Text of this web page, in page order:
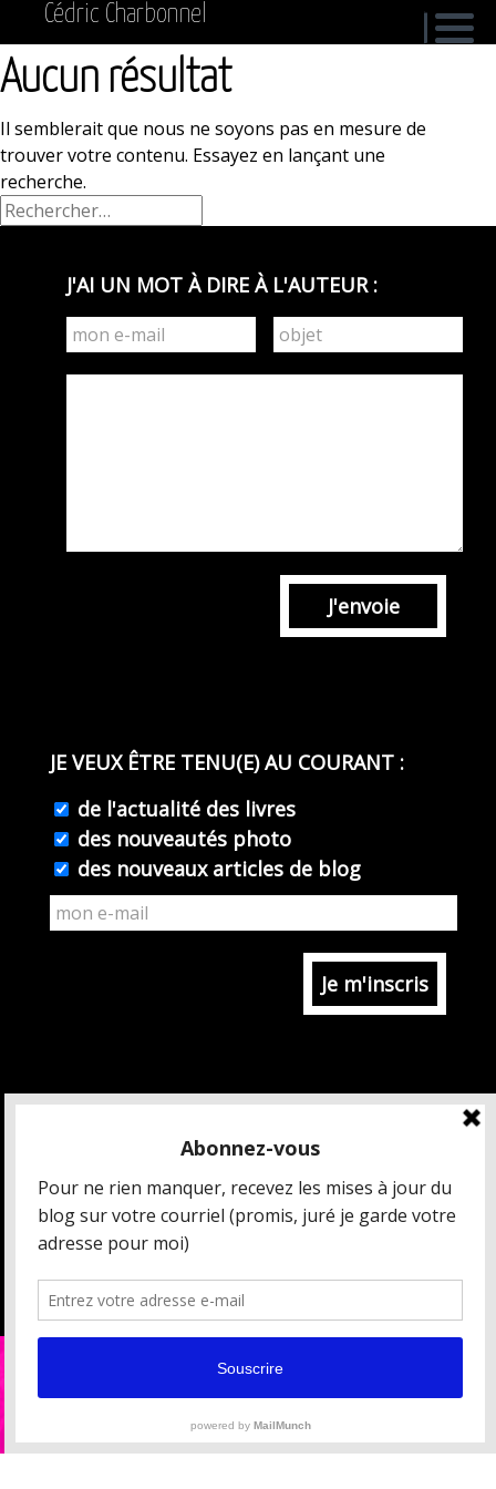
Cédric Charbonnel
Aucun résultat
Il semblerait que nous ne soyons pas en mesure de
trouver votre contenu. Essayez en lançant une
recherche.
Rechercher :
J'AI UN MOT À DIRE À L'AUTEUR :
J'envoie
JE VEUX ÊTRE TENU(E) AU COURANT :
de l'actualité des livres
des nouveautés photo
des nouveaux articles de blog
MAIS QUI EST CÉDRIC CHARBONNEL ?
CRÉDITS ET MENTIONS LÉGALES
DONNÉES PERSONNELLES
[ ESPACE PRESSE / PARTENAIRES ]